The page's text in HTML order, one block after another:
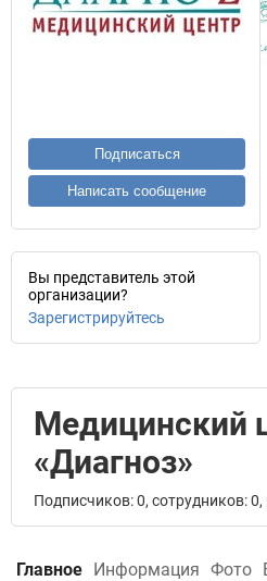
Подписаться
Написать сообщение
Вы представитель этой
организации?
Зарегистрируйтесь
Медицинский
«Диагноз»
Подписчиков: 0, сотрудников: 0,
Главное Информация Фото